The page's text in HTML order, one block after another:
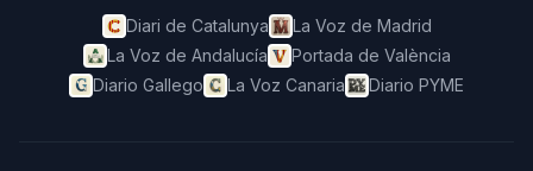
Diari de Catalunya
La Voz de Madrid
La Voz de Andalucía
Portada de València
Diario Gallego
La Voz Canaria Diario PYME